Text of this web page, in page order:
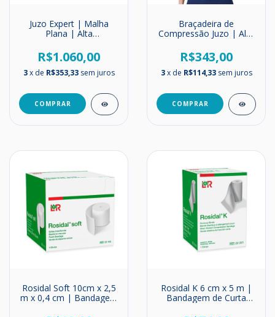
Juzo Expert | Malha
Plana | Alta
Coxa | 30-40 mmHg
R$1.060,00
3 x de R$353,33 sem juros
COMPRAR
Braçadeira de
Compressão Juzo | Alta
mmHg
R$343,00
3 x de R$114,33 sem juros
COMPRAR
Rosidal Soft 10cm x 2,5
m x 0,4 cm | Bandagem
Rosidal K 6 cm x 5 m |
Bandagem de Curta